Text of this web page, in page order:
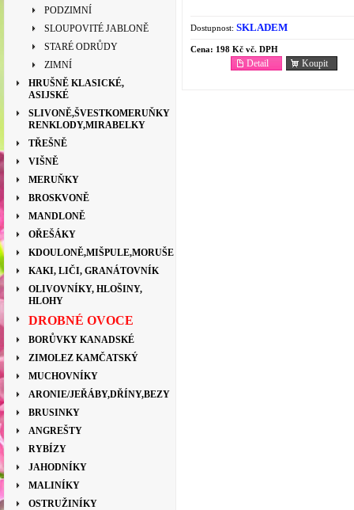
PODZIMNÍ
SLOUPOVITÉ JABLONĚ
STARÉ ODRŮDY
ZIMNÍ
HRUŠNĚ KLASICKÉ,
ASIJSKÉ
SLIVONĚ,ŠVESTKOMERUŇKY
RENKLODY,MIRABELKY
TŘEŠNĚ
VIŠNĚ
MERUŇKY
BROSKVONĚ
MANDLONĚ
OŘEŠÁKY
KDOULONĚ,MIŠPULE,MORUŠE
KAKI, LIČI, GRANÁTOVNÍK
OLIVOVNÍKY, HLOŠINY,
HLOHY
DROBNÉ OVOCE
BORŮVKY KANADSKÉ
ZIMOLEZ KAMČATSKÝ
MUCHOVNÍKY
ARONIE/JEŘÁBY,DŘÍNY,BEZY
BRUSINKY
ANGREŠTY
RYBÍZY
JAHODNÍKY
MALINÍKY
OSTRUŽINÍKY
Dostupnost: SKLADEM
Cena: 198 Kč vč. DPH
Koupit
Detail